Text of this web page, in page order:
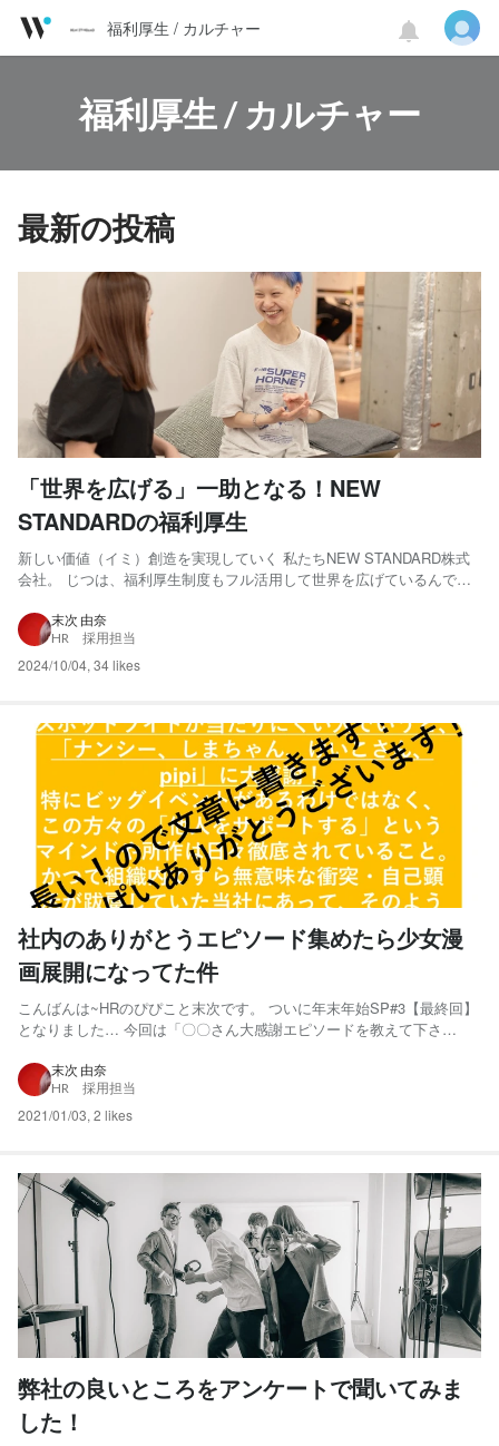
福利厚生 / カルチャー
福利厚生 / カルチャー
最新の投稿
「世界を広げる」一助となる！NEW
STANDARDの福利厚生
新しい価値（イミ）創造を実現していく 私たちNEW STANDARD株式
会社。 じつは、福利厚生制度もフル活用して世界を広げているんで
ます。 まず、どんなものがあるのか列挙してみますと……。 「新・
TABILABO体験補助」 「NEW STANDAR...
末次 由奈
HR 採用担当
2024/10/04, 34 likes
社内のありがとうエピソード集めたら少女漫
画展開になってた件
こんばんは~HRのぴぴこと末次です。 ついに年末年始SP#3【最終回】
となりました… 今回は「〇〇さん大感謝エピソードを教えて下さ
んでいただければと思います！ さて、今回の目次はこちら 人物紹介
「〇〇さん大感謝エピソードを教えて下さい！」 深まる...
末次 由奈
HR 採用担当
2021/01/03, 2 likes
弊社の良いところをアンケートで聞いてみま
した！